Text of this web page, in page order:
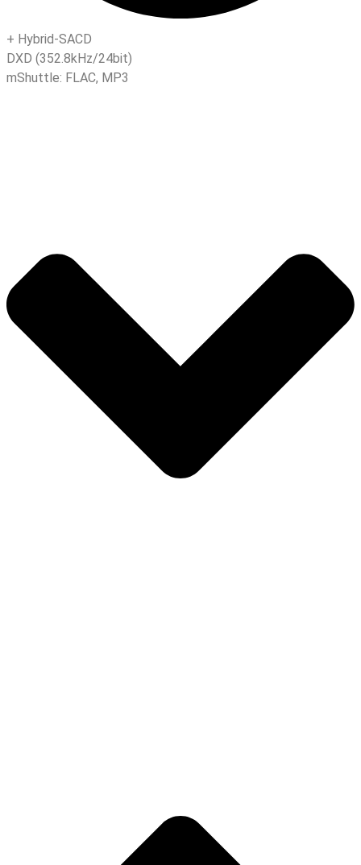
+ Hybrid-SACD
DXD (352.8kHz/24bit)
mShuttle: FLAC, MP3